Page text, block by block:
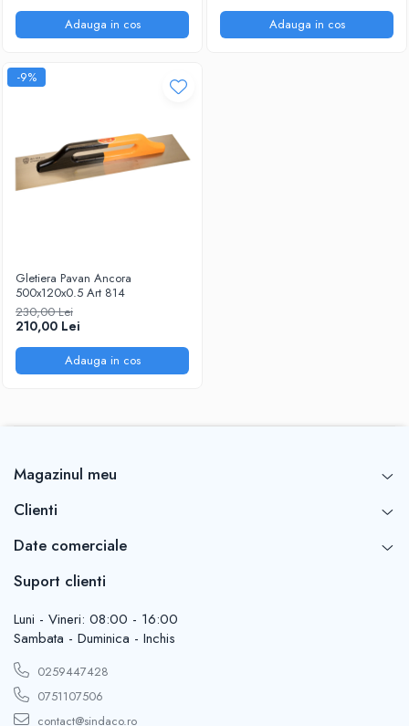
Adauga in cos Adauga in cos
-9%
Gletiera Pavan Ancora
500x120x0.5 Art 814
230,00 Lei
210,00 Lei
Adauga in cos
Magazinul meu
Clienti
Date comerciale
Suport clienti
Luni - Vineri: 08:00 - 16:00
Sambata - Duminica - Inchis
0259447428
0751107506
contact@sindaco.ro